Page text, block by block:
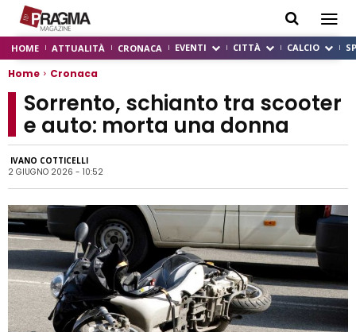
HOME ATTUALITÀ CRONACA EVENTI CITTÀ CALCIO
Home Cronaca
Sorrento, schianto tra scooter
e auto: morta una donna
IVANO COTTICELLI
2 GIUGNO 2026 - 10:52